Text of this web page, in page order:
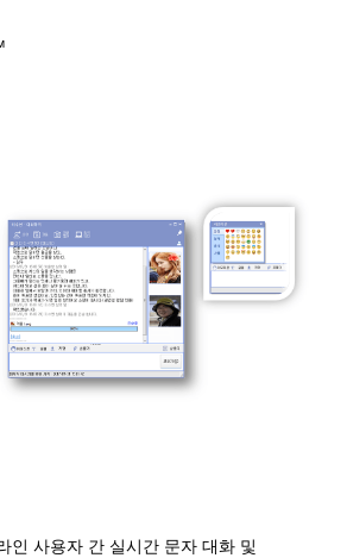
인 사용자 간 실시간 문자 대화 및